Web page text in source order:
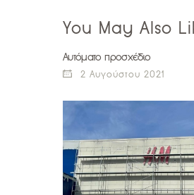
You May Also
Αυτόματο προσχέδιο
2 Αυγούστου 2021